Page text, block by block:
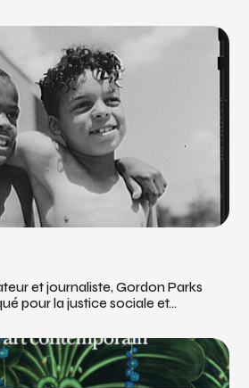
et journaliste, Gordon Parks
pour la justice sociale et...